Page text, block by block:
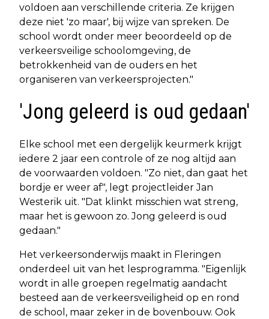
voldoen aan verschillende criteria. Ze krijgen
deze niet 'zo maar', bij wijze van spreken. De
school wordt onder meer beoordeeld op de
verkeersveilige schoolomgeving, de
betrokkenheid van de ouders en het
organiseren van verkeersprojecten."
'Jong geleerd is oud gedaan'
Elke school met een dergelijk keurmerk krijgt
iedere 2 jaar een controle of ze nog altijd aan
de voorwaarden voldoen. "Zo niet, dan gaat het
bordje er weer af", legt projectleider Jan
Westerik uit. "Dat klinkt misschien wat streng,
maar het is gewoon zo. Jong geleerd is oud
gedaan."
Het verkeersonderwijs maakt in Fleringen
onderdeel uit van het lesprogramma. "Eigenlijk
wordt in alle groepen regelmatig aandacht
besteed aan de verkeersveiligheid op en rond
de school, maar zeker in de bovenbouw. Ook